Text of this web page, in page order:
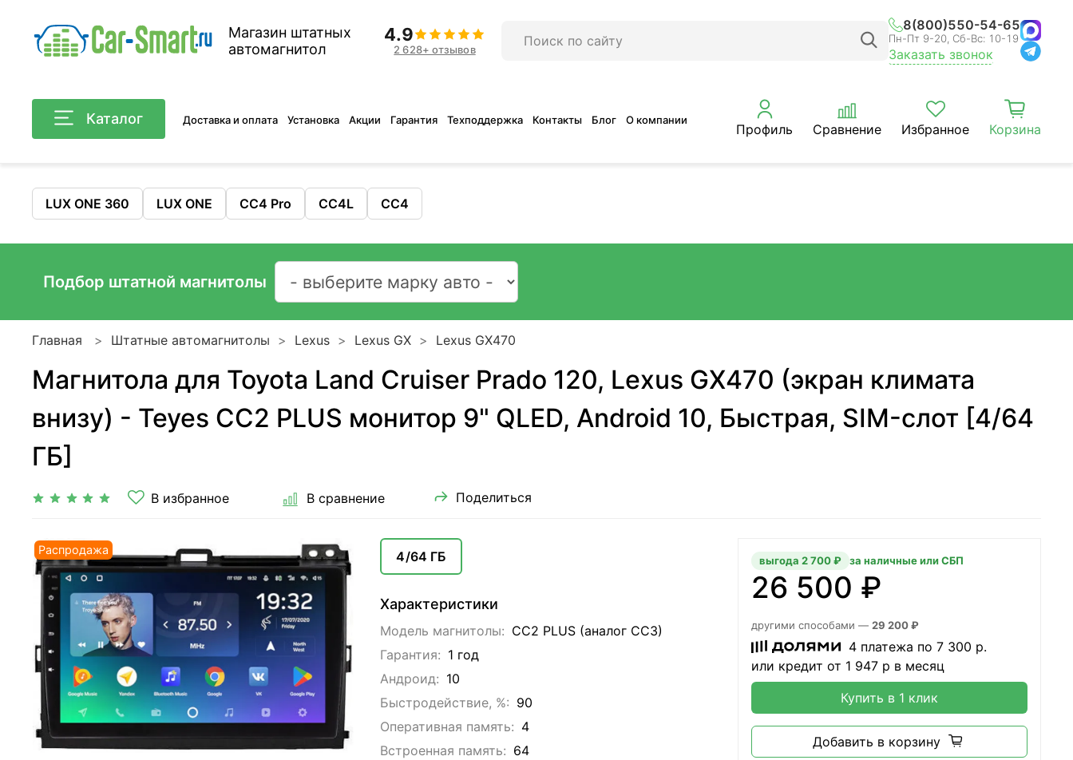
Магазин штатных
автомагнитол
4.9
2 628+ отзывов
8(800)550-54-65
Пн-Пт 9-20, Сб-Вс: 10-19
Заказать звонок
Каталог Доставка и оплата Установка Акции Гарантия Техподдержка Контакты Блог О компании
Профиль Сравнение Избранное Корзина
LUX ONE 360 LUX ONE CC4 Pro CC4L CC4
Подбор штатной магнитолы
Главная Штатные автомагнитолы Lexus Lexus GX Lexus GX470
Магнитола для Toyota Land Cruiser Prado 120, Lexus GX470 (экран климата
внизу) - Teyes CC2 PLUS монитор 9" QLED, Android 10, Быстрая, SIM-слот [4/64
ГБ]
В избранное В сравнение Поделиться
Распродажа 4/64 ГБ
Характеристики
Модель магнитолы: CC2 PLUS (аналог CC3)
Гарантия: 1 год
Андроид: 10
Быстродействие, %: 90
Оперативная память: 4
Встроенная память: 64
26 500 ₽
выгода 2 700 ₽ за наличные или СБП
другими способами — 29 200 ₽
4 платежа по 7 300 р.
или кредит от 1 947 р в месяц
Купить в 1 клик
Добавить в корзину